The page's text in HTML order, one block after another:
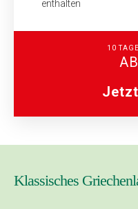
enthalten
10 TAGE
Klassisches